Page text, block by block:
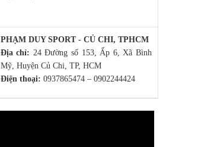
PHẠM DUY SPORT - CỦ CHI, TPHCM
Địa chỉ: 24 Đường số 153, Ấp 6, Xã Bình
Mỹ, Huyện Củ Chi, TP, HCM
Điện thoại: 0937865474 – 0902244424